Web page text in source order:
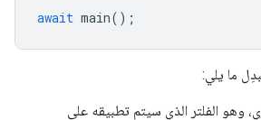
await main();
ما يلي:
وهو الفلتر الذي سيتم تطبيقه على